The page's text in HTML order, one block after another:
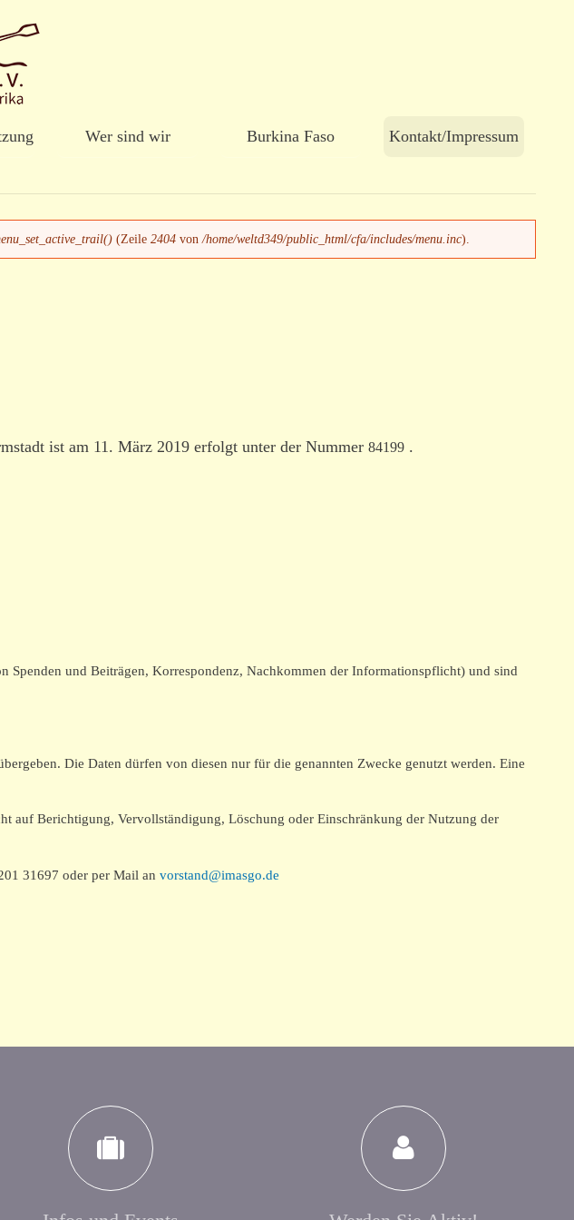
Wer sind wir Burkina Faso Kontakt/Impressum
(Zeile 2404 von/home/weltd349/public_html/cfa/includes/menu.inc).
ist am 11. März 2019 erfolgt unter der Nummer 84199 .
und Beiträgen, Korrespondenz, Nachkommen der Informationspflicht) und sind
Die Daten dürfen von diesen nur für die genannten Zwecke genutzt werden. Eine
auf Berichtigung, Vervollständigung, Löschung oder Einschränkung der Nutzung der
31697 oder per Mail an vorstand@imasgo.de